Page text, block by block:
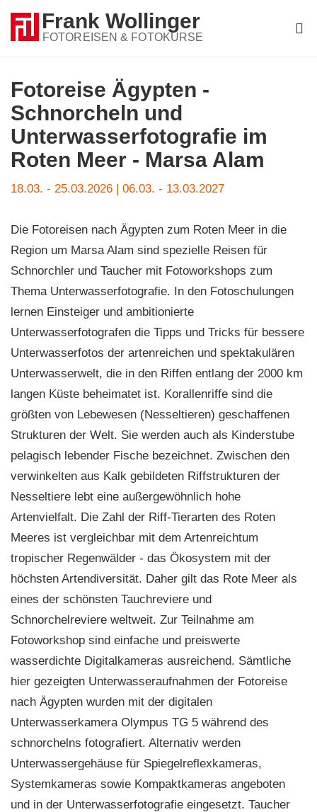
Frank Wollinger
FOTOREISEN & FOTOKURSE
REISETERMINE
GUTSCHEIN
Bestellformular
Fotoreise
FOTOS
DOZENT
REISEANMELDUNG
+49 (0)541 3473648
Kontakt
Fotoreise Ägypten -
Schnorcheln und
Unterwasserfotografie im
Roten Meer - Marsa Alam
18.03. - 25.03.2026 | 06.03. - 13.03.2027
Die Fotoreisen nach Ägypten zum Roten Meer in die
Region um Marsa Alam sind spezielle Reisen für
Schnorchler und Taucher mit Fotoworkshops zum
Thema Unterwasserfotografie. In den Fotoschulungen
lernen Einsteiger und ambitionierte
Unterwasserfotografen die Tipps und Tricks für bessere
Unterwasserfotos der artenreichen und spektakulären
Unterwasserwelt, die in den Riffen entlang der 2000 km
langen Küste beheimatet ist. Korallenriffe sind die
größten von Lebewesen (Nesseltieren) geschaffenen
Strukturen der Welt. Sie werden auch als Kinderstube
pelagisch lebender Fische bezeichnet. Zwischen den
verwinkelten aus Kalk gebildeten Riffstrukturen der
Nesseltiere lebt eine außergewöhnlich hohe
Artenvielfalt. Die Zahl der Riff-Tierarten des Roten
Meeres ist vergleichbar mit dem Artenreichtum
tropischer Regenwälder - das Ökosystem mit der
höchsten Artendiversität. Daher gilt das Rote Meer als
eines der schönsten Tauchreviere und
Schnorchelreviere weltweit. Zur Teilnahme am
Fotoworkshop sind einfache und preiswerte
wasserdichte Digitalkameras ausreichend. Sämtliche
hier gezeigten Unterwasseraufnahmen der Fotoreise
nach Ägypten wurden mit der digitalen
Unterwasserkamera Olympus TG 5 während des
schnorchelns fotografiert. Alternativ werden
Unterwassergehäuse für Spiegelreflexkameras,
Systemkameras sowie Kompaktkameras angeboten
und in der Unterwasserfotografie eingesetzt. Taucher